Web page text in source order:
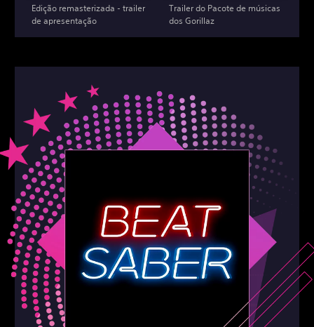
Edição remasterizada - trailer
de apresentação
Trailer do Pacote de músicas
dos Gorillaz